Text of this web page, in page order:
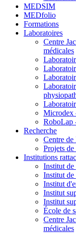
MEDSIM
MEDfolio
Formations
Laboratoires
Centre
médicales
Microdex
RoboLap
Recherche
Centre
Projets de
Institutions
Institut de
Institut
Institut
Institut
Institut
École de
Centre
médicales